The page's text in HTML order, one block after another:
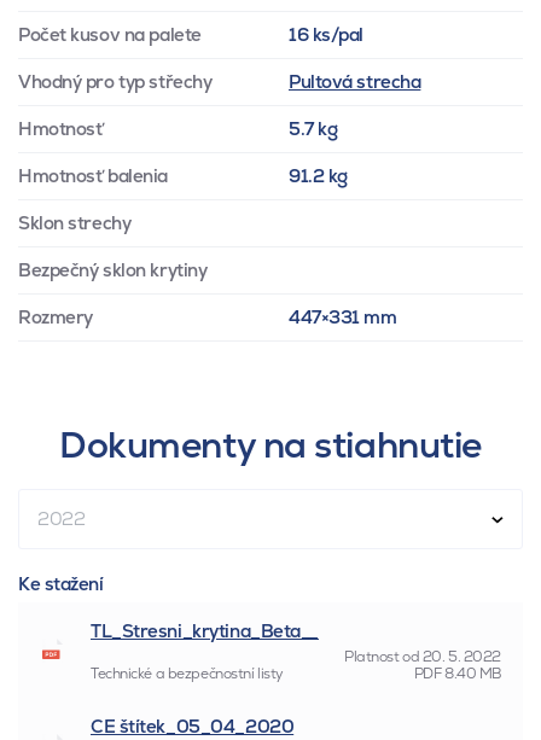
Počet kusov na palete 16 ks/pal
Vhodný pro typ střechy Pultová strecha
Hmotnosť 5.7 kg
Hmotnosť balenia 91.2 kg
Sklon strechy
Bezpečný sklon krytiny
Rozmery 447×331 mm
Dokumenty na stiahnutie
2022
Ke stažení
TL_Stresni_krytina_Beta__
Platnost od20. 5. 2022
Technické a bezpečnostní listy
PDF8.40 MB
CE štítek_05_04_2020